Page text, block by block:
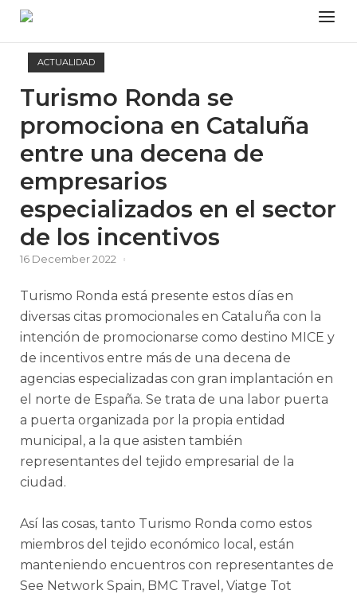
Skip
content
Menu
ACTUALIDAD
Turismo Ronda se
promociona en Cataluña
entre una decena de
empresarios
especializados en el sector
de los incentivos
16 December 2022
Turismo Ronda está presente estos días en
diversas citas promocionales en Cataluña con la
intención de promocionarse como destino MICE y
de incentivos entre más de una decena de
agencias especializadas con gran implantación en
el norte de España. Se trata de una labor puerta
a puerta organizada por la propia entidad
municipal, a la que asisten también
representantes del tejido empresarial de la
ciudad.
Así las cosas, tanto Turismo Ronda como estos
miembros del tejido económico local, están
manteniendo encuentros con representantes de
See Network Spain, BMC Travel, Viatge Tot